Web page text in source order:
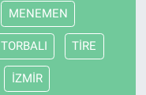
MENEMEN
TORBALI TİRE
İZMİR